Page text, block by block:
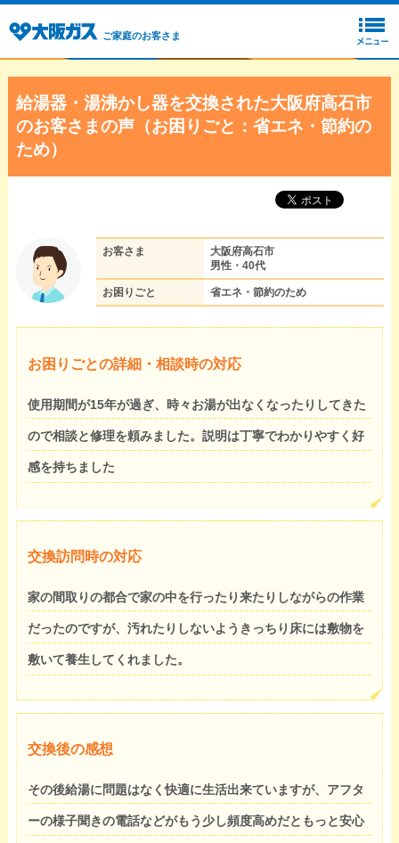
ご家庭のお客さま
給湯器・湯沸かし器を交換された大阪府高石市
のお客さまの声（お困りごと：省エネ・節約の
ため）
お客さま
大阪府高石市
男性・40代
お困りごと 省エネ・節約のため
お困りごとの詳細・相談時の対応
使用期間が15年が過ぎ、時々お湯が出なくなったりしてきた
ので相談と修理を頼みました。説明は丁寧でわかりやすく好
感を持ちました
交換訪問時の対応
家の間取りの都合で家の中を行ったり来たりしながらの作業
だったのですが、汚れたりしないようきっちり床には敷物を
敷いて養生してくれました。
交換後の感想
その後給湯に問題はなく快適に生活出来ていますが、アフタ
ーの様子聞きの電話などがもう少し頻度高めだともっと安心